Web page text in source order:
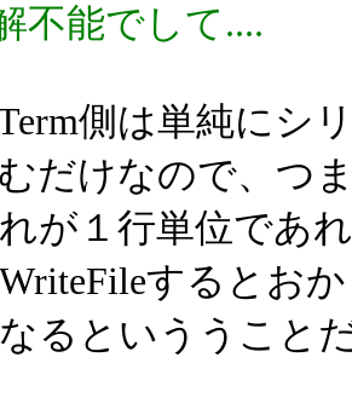
不能でして....
側は単純にシ
だけなので、つ
が１行単位であ
するとおか
るといううこと